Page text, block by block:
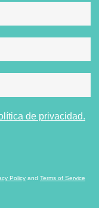
de privacidad.
Policy and Terms of Service